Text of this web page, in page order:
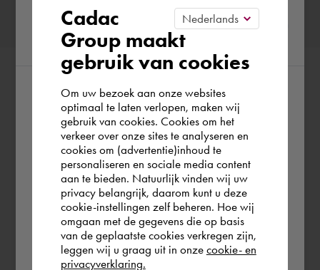
Please confirm your current
region
According to us you are situated in Rest of
the world. Please confirm in which country
you wish to shop.
España
Rest of the world
Cadac
Group maakt
gebruik van cookies
Om uw bezoek aan onze websites
optimaal te laten verlopen, maken wij
gebruik van cookies. Cookies om het
verkeer over onze sites te analyseren en
cookies om (advertentie)inhoud te
personaliseren en sociale media content
aan te bieden. Natuurlijk vinden wij uw
privacy belangrijk, daarom kunt u deze
cookie-instellingen zelf beheren. Hoe wij
omgaan met de gegevens die op basis
van de geplaatste cookies verkregen zijn,
leggen wij u graag uit in onze cookie- en
privacyverklaring.